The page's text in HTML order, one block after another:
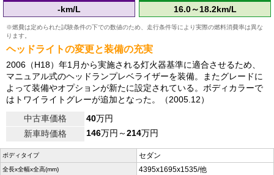
-km/L 16.0～18.2km/L
※燃費は定められた試験条件の下での数値のため、走行条件等により実際の燃料消費率は異な
ります。
ヘッドライトの変更と装備の充実
2006（H18）年1月から実施される灯火器基準に適合させるため、
マニュアル式のヘッドランプレベライザーを装備。またグレードに
よって装備やオプションが新たに設定されている。ボディカラーで
はトワイライトグレーが追加となった。（2005.12）
中古車価格
40万円
新車時価格
146万円～214万円
ボディタイプ セダン
全長x全幅x全高(mm) 4395x1695x1535/他